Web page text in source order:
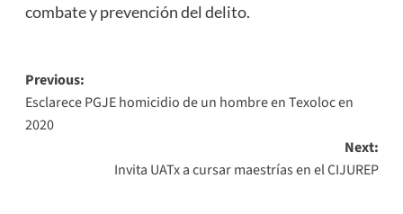
combate y prevención del delito.
Post
navigation
Previous:
Esclarece PGJE homicidio de un hombre en Texoloc en
2020
Next:
Invita UATx a cursar maestrías en el CIJUREP